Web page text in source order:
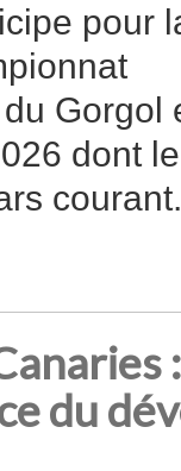
pour
Gorgol
dont
du